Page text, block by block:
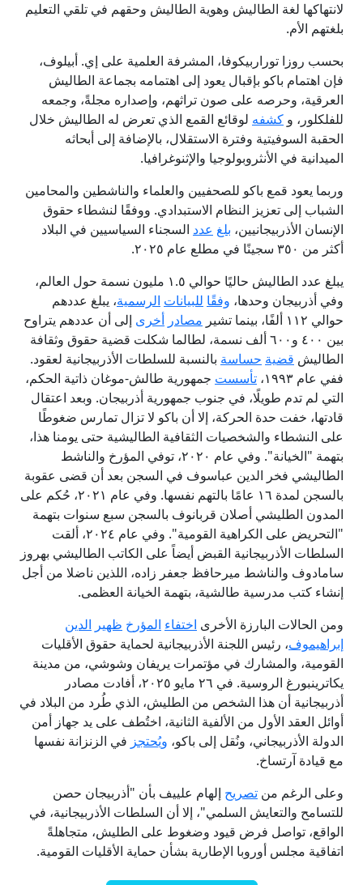
لانتهاكها لغة الطاليش وهوية الطاليش وحقهم في تلقي التعليم
بلغتهم الأم.
بحسب روزا توراربيكوفا، المشرفة العلمية على إي. أبيلوف،
فإن اهتمام باكو بإقبال يعود إلى اهتمامه بجماعة الطاليش
العرقية، وحرصه على صون تراثهم، وإصداره مجلةً، وجمعه
للفلكلور، و كشفه لوقائع القمع الذي تعرض له الطاليش خلال
الحقبة السوفيتية وفترة الاستقلال، بالإضافة إلى أبحاثه
الميدانية في الأنثروبولوجيا والإثنوغرافيا.
وربما يعود قمع باكو للصحفيين والعلماء والناشطين والمحامين
الشباب إلى تعزيز النظام الاستبدادي. ووفقًا لنشطاء حقوق
الإنسان الأذربيجانيين، بلغ عدد السجناء السياسيين في البلاد
أكثر من ٣٥٠ سجينًا في مطلع عام ٢٠٢٥.
يبلغ عدد الطاليش حاليًا حوالي ١.٥ مليون نسمة حول العالم،
وفي أذربيجان وحدها، وفقا للبيانات الرسمية، يبلغ عددهم
حوالي ١١٢ ألفًا، بينما تشير
مصادر أخرى إلى أن عددهم يتراوح
بين ٤٠٠ و٦٠٠ ألف نسمة، لطالما شكلت قضية حقوق وثقافة
الطاليش قضية حساسة بالنسبة للسلطات الأذربيجانية لعقود.
ففي عام ١٩٩٣،
تأسست جمهورية طالش-موغان ذاتية الحكم،
التي لم تدم طويلًا، في جنوب جمهورية أذربيجان. وبعد اعتقال
قادتها، خفت حدة الحركة، إلا أن باكو لا تزال تمارس ضغوطًا
على النشطاء والشخصيات الثقافية الطاليشية حتى يومنا هذا،
بتهمة "الخيانة". وفي عام ٢٠٢٠، توفي المؤرخ والناشط
الطاليشي فخر الدين عباسوف في السجن بعد أن قضى عقوبة
بالسجن لمدة ١٦ عامًا بالتهم نفسها. وفي عام ٢٠٢١، حُكم على
المدون الطليشي أصلان قربانوف بالسجن سبع سنوات بتهمة
"التحريض على الكراهية القومية". وفي عام ٢٠٢٤، ألقت
السلطات الأذربيجانية القبض أيضاً على الكاتب الطاليشي بهروز
سامادوف والناشط ميرحافظ جعفر زاده، اللذين ناضلا من أجل
إنشاء كتب مدرسية طالشية، بتهمة الخيانة العظمى.
ومن الحالات البارزة الأخرى اختفاء المؤرخ ظهير الدين
إبراهيموف، رئيس اللجنة الأذربيجانية لحماية حقوق الأقليات
القومية، والمشارك في مؤتمرات يريفان وشوشي، من مدينة
يكاترينبورغ الروسية. في ٢٦ مايو ٢٠٢٥، أفادت مصادر
أذربيجانية أن هذا الشخص من الطليش، الذي طُرد من البلاد في
أوائل العقد الأول من الألفية الثانية، اختُطف على يد جهاز أمن
الدولة الأذربيجاني، ونُقل إلى باكو، ويحتجز في الزنزانة نفسها
مع قيادة آرتساخ.
وعلى الرغم من تصريح إلهام علييف بأن "أذربيجان حصن
للتسامح والتعايش السلمي"، إلا أن السلطات الأذربيجانية، في
الواقع، تواصل فرض قيود وضغوط على الطليش، متجاهلةً
اتفاقية مجلس أوروبا الإطارية بشأن حماية الأقليات القومية.